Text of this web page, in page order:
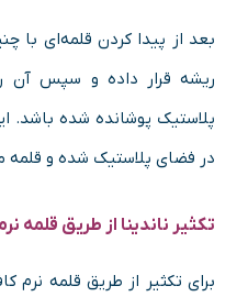
بعد از پیدا کردن قلمه‌ای
ریشه قرار داده و سپس آن
پلاستیک پوشانده شده باشد.
در فضای پلاستیک شده و قلمه
تکثیر ناندینا از طریق قلمه
برای تکثیر از طریق قلمه